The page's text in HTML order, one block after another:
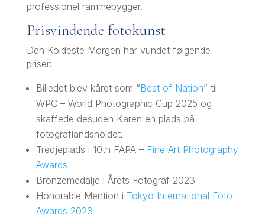
professionel rammebygger.
Prisvindende fotokunst
Den Koldeste Morgen har vundet følgende
priser:
Billedet blev kåret som “Best of Nation” til
WPC – World Photographic Cup 2025 og
skaffede desuden Karen en plads på
fotograflandsholdet.
Tredjeplads i 10th FAPA – Fine Art Photography
Awards
Bronzemedalje i Årets Fotograf 2023
Honorable Mention i Tokyo International Foto
Awards 2023